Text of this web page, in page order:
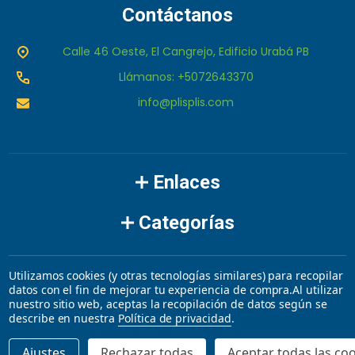
Contáctanos
Calle 46 Oeste, El Cangrejo, Edificio Urabá PB
Llámanos: +5072643370
info@plisplis.com
Enlaces
Categorías
Marcas
©2026 plisplis.
Utilizamos cookies (y otras tecnologías similares) para recopilar
datos con el fin de mejorar tu experiencia de compra.Al utilizar
nuestro sitio web, aceptas la recopilación de datos según se
describe en nuestra Política de privacidad.